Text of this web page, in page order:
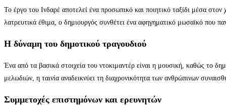
Το έργο του Ινδαρέ αποτελεί ένα προσωπικό και ποιητικό ταξίδι μέσα
λατρευτικά έθιμα, ο δημιουργός συνθέτει ένα αφηγηματικό μωσαϊκό που
Η δύναμη του δημοτικού τραγουδιού
Ένα από τα βασικά στοιχεία του ντοκιμαντέρ είναι η μουσική, καθώς το
μελωδιών, η ταινία αναδεικνύει τη διαχρονικότητα των ανθρώπινων
Συμμετοχές επιστημόνων και ερευνητών